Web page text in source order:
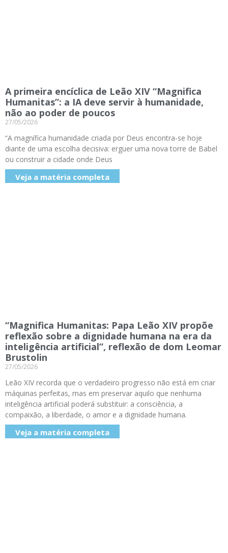
A primeira encíclica de Leão XIV “Magnifica
Humanitas”: a IA deve servir à humanidade,
não ao poder de poucos
27/05/2026
“A magnífica humanidade criada por Deus encontra-se hoje
diante de uma escolha decisiva: erguer uma nova torre de Babel
ou construir a cidade onde Deus
Veja a matéria completa
“Magnifica Humanitas: Papa Leão XIV propõe
reflexão sobre a dignidade humana na era da
inteligência artificial”, reflexão de dom Leomar
Brustolin
27/05/2026
Leão XIV recorda que o verdadeiro progresso não está em criar
máquinas perfeitas, mas em preservar aquilo que nenhuma
inteligência artificial poderá substituir: a consciência, a
compaixão, a liberdade, o amor e a dignidade humana.
Veja a matéria completa